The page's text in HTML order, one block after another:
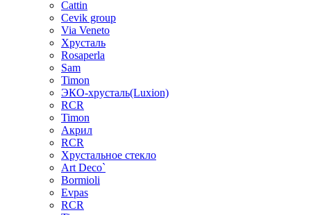
Cattin
Cevik group
Via Veneto
Хрусталь
Rosaperla
Sam
Timon
ЭКО-хрусталь(Luxion)
RCR
Timon
Акрил
RCR
Хрустальное стекло
Art Deco`
Bormioli
Evpas
RCR